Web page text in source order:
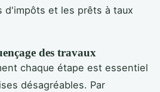
d'impôts et les prêts à taux
des travaux
chaque étape est essentiel
désagréables. Par